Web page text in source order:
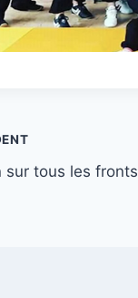
sur tous les fronts